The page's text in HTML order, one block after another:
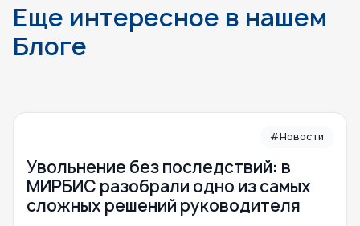
Еще интересное в нашем
Блоге
#Новости
Увольнение без последствий: в
МИРБИС разобрали одно из самых
сложных решений руководителя